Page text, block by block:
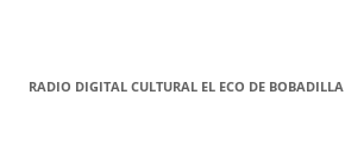
RADIO DIGITAL CULTURAL EL ECO DE BOBADILLA